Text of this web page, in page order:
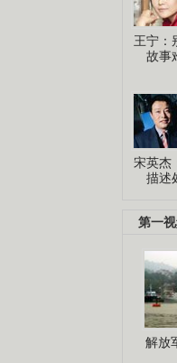
王宁：
故事
宋英杰
描述
第一
解放